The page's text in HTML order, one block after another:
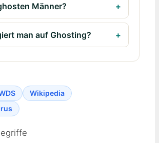
Männer?
man auf Ghosting?
Wikipedia